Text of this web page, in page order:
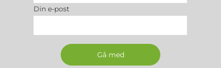
Din e-post